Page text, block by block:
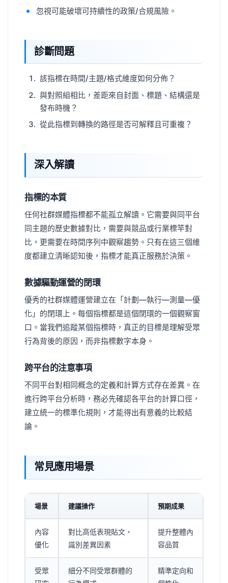
忽視可能破壞可持續性的政策/合規風險。
診斷問題
該指標在時間/主題/格式維度如何分佈？
與對照組相比，差距來自封面、標題、結構還是
發布時機？
從此指標到轉換的路徑是否可解釋且可重複？
深入解讀
指標的本質
任何社群媒體指標都不能孤立解讀。它需要與同平台
同主題的歷史數據對比，需要與競品或行業標竿對
比，更需要在時間序列中觀察趨勢。只有在這三個維
度都建立清晰認知後，指標才能真正服務於決策。
數據驅動運營的閉環
優秀的社群媒體運營建立在「計劃—執行—測量—優
化」的閉環上。每個指標都是這個閉環的一個觀察窗
口。當我們追蹤某個指標時，真正的目標是理解受眾
行為背後的原因，而非指標數字本身。
跨平台的注意事項
不同平台對相同概念的定義和計算方式存在差異。在
進行跨平台分析時，務必先確認各平台的計算口徑，
建立統一的標準化規則，才能得出有意義的比較結
論。
常見應用場景
場景 建議操作 預期成果
內容
優化
對比高低表現貼文，
識別差異因素
提升整體內
容品質
受眾
細分不同受眾群體的
精準定向和